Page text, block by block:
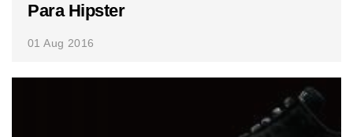
Para Hipster
01 Aug 2016